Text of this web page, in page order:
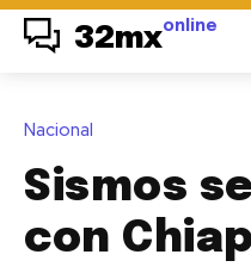
32mxonline
Nacional
Sismos
con